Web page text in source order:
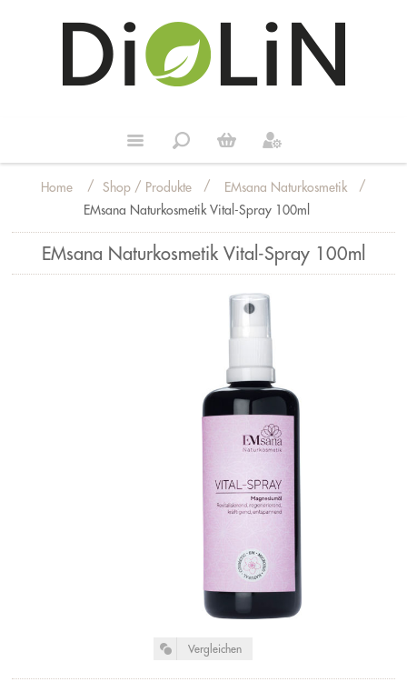
Home / Shop / Produkte / EMsana Naturkosmetik
/
EMsana Naturkosmetik Vital-Spray 100ml
EMsana Naturkosmetik Vital-Spray 100ml